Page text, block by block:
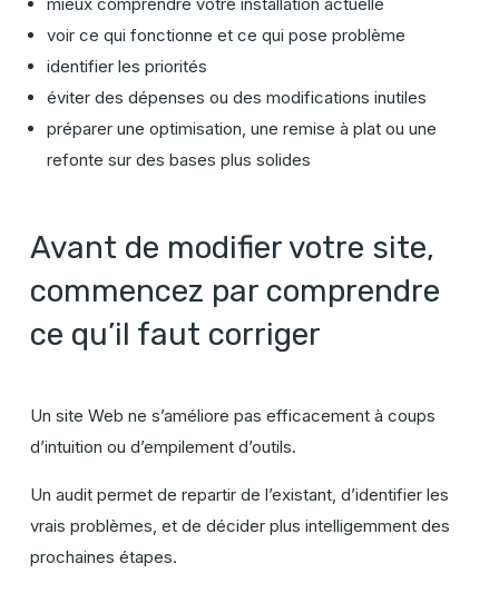
voir ce qui fonctionne et ce qui pose problème
identifier les priorités
éviter des dépenses ou des modifications inutiles
préparer une optimisation, une remise à plat ou une
refonte sur des bases plus solides
Avant de modifier votre site,
commencez par comprendre
ce qu’il faut corriger
Un site Web ne s’améliore pas efficacement à coups
d’intuition ou d’empilement d’outils.
Un audit permet de repartir de l’existant, d’identifier les
vrais problèmes, et de décider plus intelligemment des
prochaines étapes.